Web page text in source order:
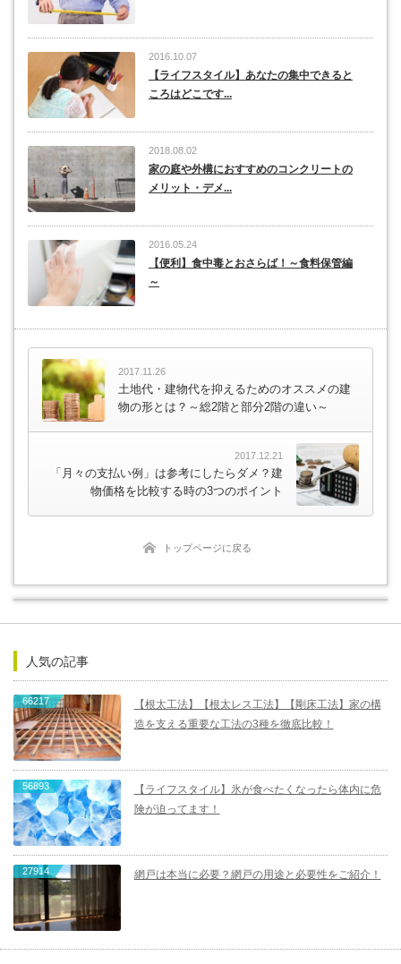
2016.10.07
【ライフスタイル】あなたの集中できると
ころはどこです...
2018.08.02
家の庭や外構におすすめのコンクリートの
メリット・デメ...
2016.05.24
【便利】食中毒とおさらば！～食料保管編
～
2017.11.26
土地代・建物代を抑えるためのオススメの建
物の形とは？～総2階と部分2階の違い～
2017.12.21
「月々の支払い例」は参考にしたらダメ？建
物価格を比較する時の3つのポイント
トップページに戻る
人気の記事
66217
【根太工法】【根太レス工法】【剛床工法】家の構
造を支える重要な工法の3種を徹底比較！
56893
【ライフスタイル】氷が食べたくなったら体内に危
険が迫ってます！
27914 網戸は本当に必要？網戸の用途と必要性をご紹介！